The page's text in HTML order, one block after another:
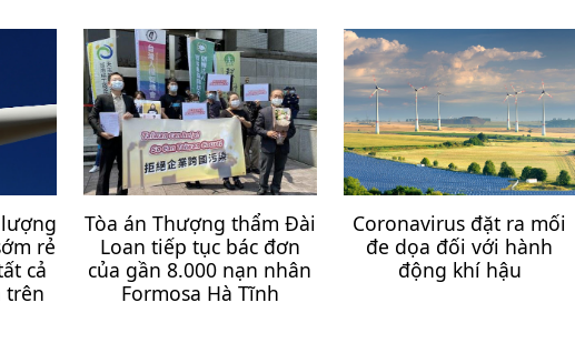
rẻ
cả
trên
Tòa án Thượng thẩm Đài
Loan tiếp tục bác đơn
của gần 8.000 nạn nhân
Formosa Hà Tĩnh
Coronavirus đặt ra mối
đe dọa đối với hành
động khí hậu